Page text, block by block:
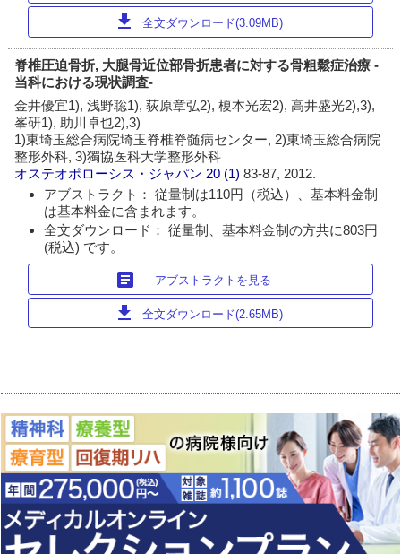
download 全文ダウンロード(3.09MB)
脊椎圧迫骨折, 大腿骨近位部骨折患者に対する骨粗鬆症治療 -
当科における現状調査-
金井優宜1), 浅野聡1), 荻原章弘2), 榎本光宏2), 高井盛光2),3),
峯研1), 助川卓也2),3)
1)東埼玉総合病院埼玉脊椎脊髄病センター, 2)東埼玉総合病院
整形外科, 3)獨協医科大学整形外科
オステオポローシス・ジャパン 20 (1)83-87, 2012.
アブストラクト： 従量制は110円（税込）、基本料金制
は基本料金に含まれます。
全文ダウンロード： 従量制、基本料金制の方共に803円
(税込) です。
article アブストラクトを見る
download 全文ダウンロード(2.65MB)